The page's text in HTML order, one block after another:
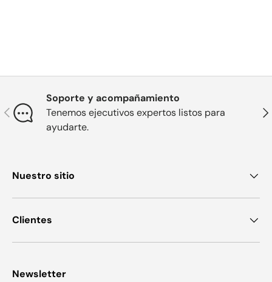
Anterior
Soporte y acompañamiento
Tenemos ejecutivos expertos listos para
ayudarte.
Nuestro sitio
Clientes
Newsletter